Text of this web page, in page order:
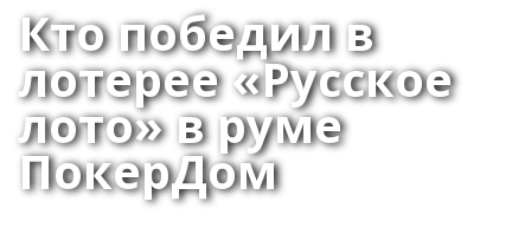
Кто победил в
лотерее «Русское
лото» в руме
ПокерДом